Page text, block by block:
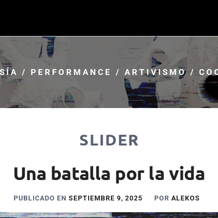
/ PERFORMANCE / ARTIVISMO /
SLIDER
Una batalla por la vida
PUBLICADO EN SEPTIEMBRE 9, 2025 POR ALEKOS